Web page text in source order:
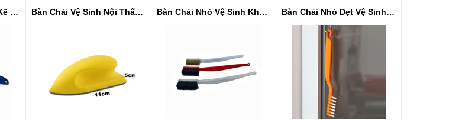
Bàn Chải Vệ Sinh Khe Kẽ - Khoang... Bàn Chải Vệ Sinh Nội Thất Sợi Nano Bàn Chải Nhỏ Vệ Sinh Khe Kẽ - Sợ... Bàn Chải Nhỏ Dẹt Vệ Sinh Khe Kẽ ...